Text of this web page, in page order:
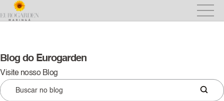
Blog do Eurogarden
Visite nosso Blog